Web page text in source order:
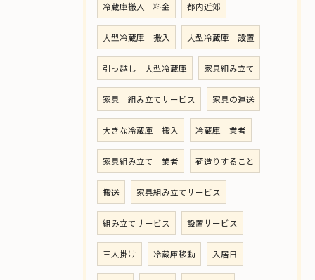
冷蔵庫搬入 料金 都内近郊
大型冷蔵庫 搬入 大型冷蔵庫 設置
引っ越し 大型冷蔵庫 家具組み立て
家具 組み立てサービス 家具の運送
大きな冷蔵庫 搬入 冷蔵庫 業者
家具組み立て 業者 荷造りすること
搬送 家具組み立てサービス
組み立てサービス 設置サービス
三人掛け 冷蔵庫移動 入居日